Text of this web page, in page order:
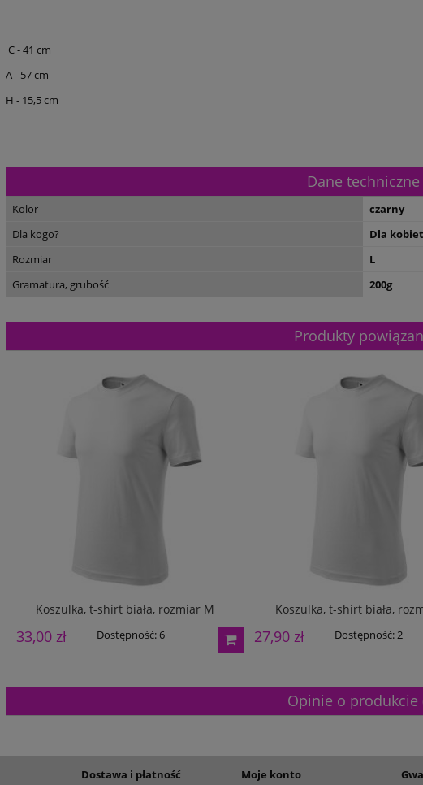
C - 41 cm
A - 57 cm
H - 15,5 cm
Dane techniczne
Kolor
czarny
Dla kogo?
Dla
Rozmiar
L
Gramatura, grubość
200g
Produkty
Koszulka, t-shirt biała, rozmiar M
33,00 zł Dostępność:6
Koszulka, t-shirt biała,
27,90 zł Dostępność:2
Opinie o produkcie
Dostawa i płatność Moje konto